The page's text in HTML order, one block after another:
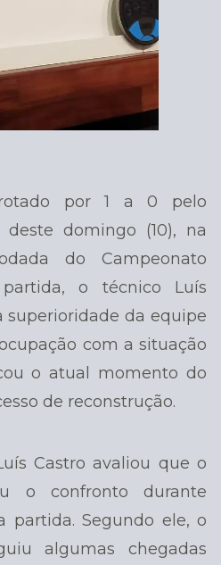
por 1 a 0 pelo
domingo (10), na
do Campeonato
o técnico Luís
superioridade da equipe
com a situação
o atual momento do
de reconstrução.
Castro avaliou que o
o confronto durante
partida. Segundo ele, o
algumas chegadas